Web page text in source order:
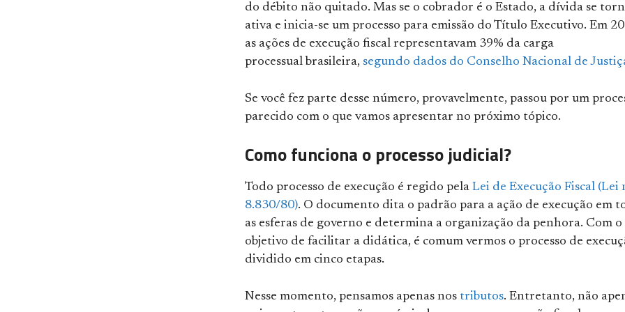
do débito não quitado. Mas se o cobrador é o Estado, a dívida se
ativa e inicia-se um processo para emissão do Título Executivo. Em
as ações de execução fiscal representavam 39% da carga
processual brasileira, segundo dados do Conselho Nacional de
Se você fez parte desse número, provavelmente, passou por um
parecido com o que vamos apresentar no próximo tópico.
Como funciona o processo judicial?
Todo processo de execução é regido pela Lei de Execução Fiscal (Lei
8.830/80). O documento dita o padrão para a ação de execução em
as esferas de governo e determina a organização da penhora. Com o
objetivo de facilitar a didática, é comum vermos o processo de
dividido em cinco etapas.
Nesse momento, pensamos apenas nos tributos. Entretanto, não